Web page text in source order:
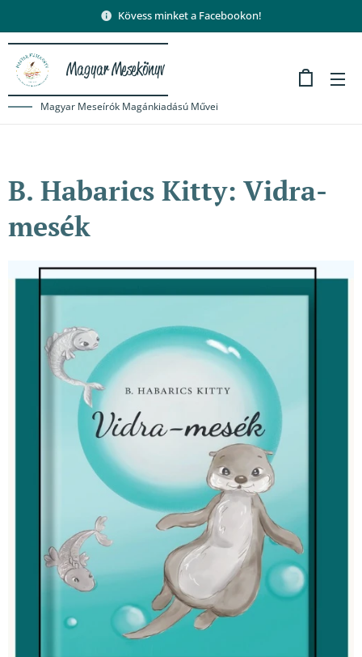
Kövess minket a Facebookon!
Magyar Mesekönyv
Magyar Meseírók Magánkiadású Művei
B. Habarics Kitty: Vidra-
mesék